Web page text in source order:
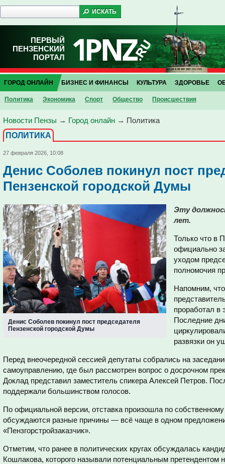
ПЕРВЫЙ
ПЕНЗЕНСКИЙ
ПОРТАЛ
ГОРОД ОНЛАЙН
Политика Экономика Спорт Общество Проиcшествия
БИЗНЕС И ФИНАНСЫ КУЛЬТУРА ЗДОРОВЬЕ
Новости Пензы → Город онлайн → Политика
ПОЛИТИКА
27 февраля 2026, 10:08
Денис Соболев покинул пост
Пензенской городской Думы
Денис Соболев покинул пост председателя
Пензенской городской Думы
Эту
лет.
Только что в
официально
уходом
полномочия
Напомним,
проработал в
Последние
развязки он
Перед внеочередной сессией депутаты собрались на
самоуправлению, где был рассмотрен вопрос о досрочном
Доклад представил заместитель спикера Алексей Петров.
поддержали большинством голосов.
По официальной версии, отставка произошла по
обсуждаются разные причины — всё чаще в одном
«Пензгорстройзаказчик».
Отметим, что ранее в политических кругах обсуждалась
Кошлакова, которого называли потенциальным претендентом